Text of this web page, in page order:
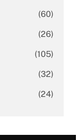
(60)
(26)
(105)
(32)
(24)